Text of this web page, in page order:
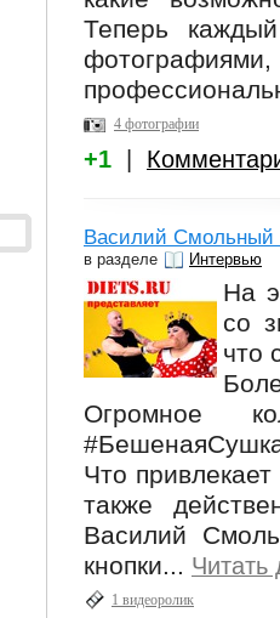
Теперь
4 фотографии
+1
Василий Смольный
в разделе Интервью
На
со
что
Огромное
Что
также
Василий
кнопки... Читать
1 видеоролик